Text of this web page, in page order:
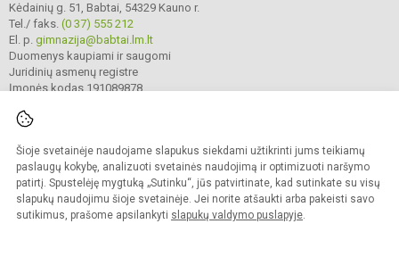
Šioje svetainėje naudojame slapukus siekdami užtikrinti jums teikiamų
paslaugų kokybę, analizuoti svetainės naudojimą ir optimizuoti naršymo
patirtį. Spustelėję mygtuką „Sutinku“, jūs patvirtinate, kad sutinkate su visų
slapukų naudojimu šioje svetainėje. Jei norite atšaukti arba pakeisti savo
sutikimus, prašome apsilankyti slapukų valdymo puslapyje.
Kėdainių g. 51, Babtai, 54329 Kauno r.
Tel./ faks. (0 37) 555 212
El. p. gimnazija@babtai.lm.lt
Duomenys kaupiami ir saugomi
Juridinių asmenų registre
Įmonės kodas 191089878
© 2025. Kauno r. Babtų gimnazija. Visos teisės saugomos.
Kopijuoti turinį be raštiško gimnazijos sutikimo griežtai draudžiama.
Prieinamumo paraiška Slapukų politika
Sumanus būdas atnaujinti